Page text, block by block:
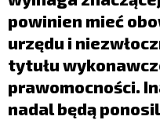
powinien mieć
urzędu i
tytułu
prawomocności.
nadal będą